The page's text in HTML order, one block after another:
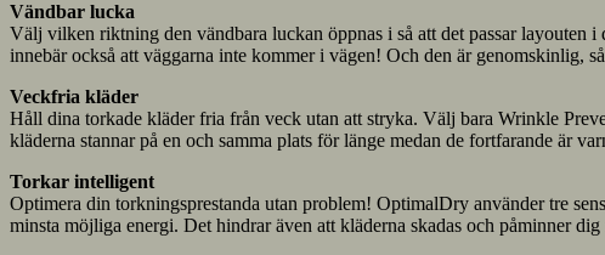
Vändbar lucka
Välj vilken riktning den vändbara luckan öppnas i så att det passar layouten
innebär också att väggarna inte kommer i vägen! Och den är genomskinlig,
Veckfria kläder
Håll dina torkade kläder fria från veck utan att stryka. Välj bara Wrinkle
kläderna stannar på en och samma plats för länge medan de fortfarande är
Torkar intelligent
Optimera din torkningsprestanda utan problem! OptimalDry använder tre
minsta möjliga energi. Det hindrar även att kläderna skadas och påminner